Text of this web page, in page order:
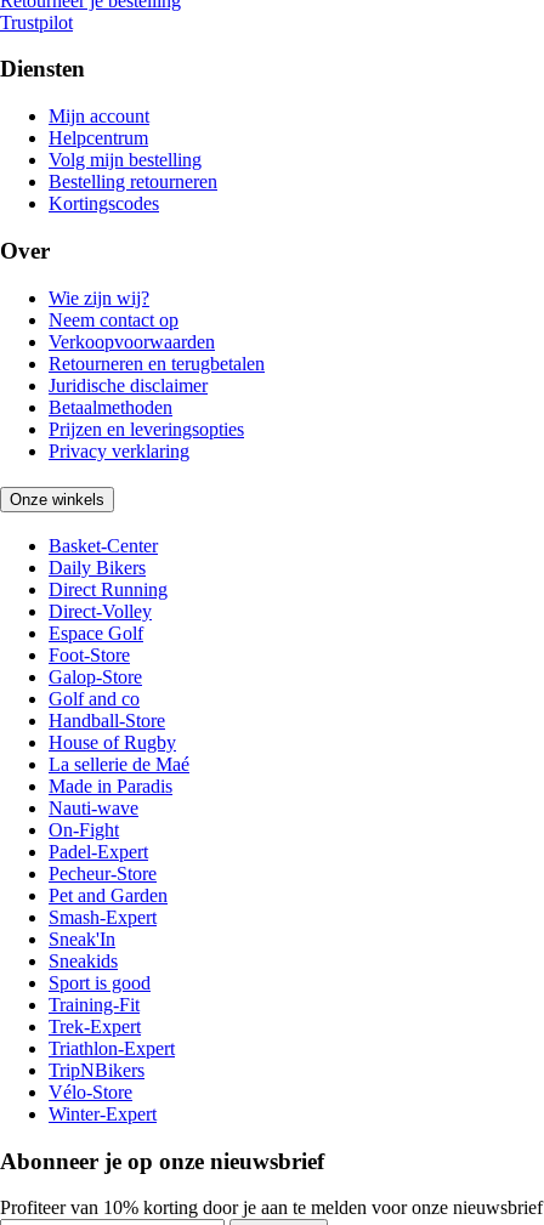
Trustpilot
Diensten
Mijn account
Helpcentrum
Volg mijn bestelling
Bestelling retourneren
Kortingscodes
Over
Wie zijn wij?
Neem contact op
Verkoopvoorwaarden
Retourneren en terugbetalen
Juridische disclaimer
Betaalmethoden
Prijzen en leveringsopties
Privacy verklaring
Onze winkels
Basket-Center
Daily Bikers
Direct Running
Direct-Volley
Espace Golf
Foot-Store
Galop-Store
Golf and co
Handball-Store
House of Rugby
La sellerie de Maé
Made in Paradis
Nauti-wave
On-Fight
Padel-Expert
Pecheur-Store
Pet and Garden
Smash-Expert
Sneak'In
Sneakids
Sport is good
Training-Fit
Trek-Expert
Triathlon-Expert
TripNBikers
Vélo-Store
Winter-Expert
Abonneer je op onze nieuwsbrief
Profiteer van 10% korting door je aan te melden voor onze nieuwsbrief